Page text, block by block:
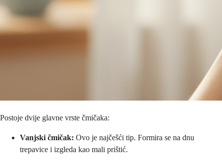
Postoje dvije glavne vrste čmičaka:
Vanjski čmičak: Ovo je najčešći tip. Formira se na dnu
trepavice i izgleda kao mali prištić.